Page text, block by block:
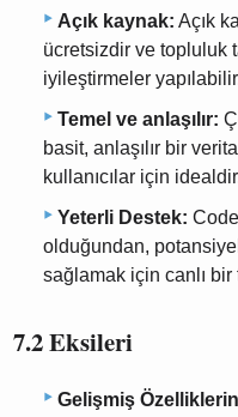
Açık kaynak: Açık
ücretsizdir ve topluluk
iyileştirmeler
Temel ve anlaşılır:
basit, anlaşılır bir
kullanıcılar için
Yeterli Destek:
olduğundan,
sağlamak için canlı bir
7.2 Eksileri
Gelişmiş